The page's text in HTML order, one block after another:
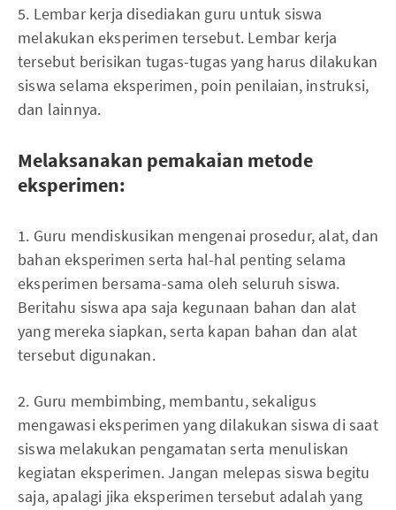
5. Lembar kerja disediakan guru untuk siswa
melakukan eksperimen tersebut. Lembar kerja
tersebut berisikan tugas-tugas yang harus dilakukan
siswa selama eksperimen, poin penilaian, instruksi,
dan lainnya.
Melaksanakan pemakaian metode
eksperimen:
1. Guru mendiskusikan mengenai prosedur, alat, dan
bahan eksperimen serta hal-hal penting selama
eksperimen bersama-sama oleh seluruh siswa.
Beritahu siswa apa saja kegunaan bahan dan alat
yang mereka siapkan, serta kapan bahan dan alat
tersebut digunakan.
2. Guru membimbing, membantu, sekaligus
mengawasi eksperimen yang dilakukan siswa di saat
siswa melakukan pengamatan serta menuliskan
kegiatan eksperimen. Jangan melepas siswa begitu
saja, apalagi jika eksperimen tersebut adalah yang